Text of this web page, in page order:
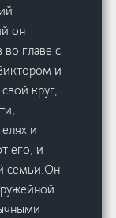
он
во главе с
и
круг,
и
его, и
семьи.Он